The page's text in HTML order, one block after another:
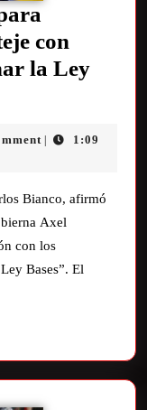
con
la Ley
1:09
Bianco, afirmó
Axel
con los
Bases”. El